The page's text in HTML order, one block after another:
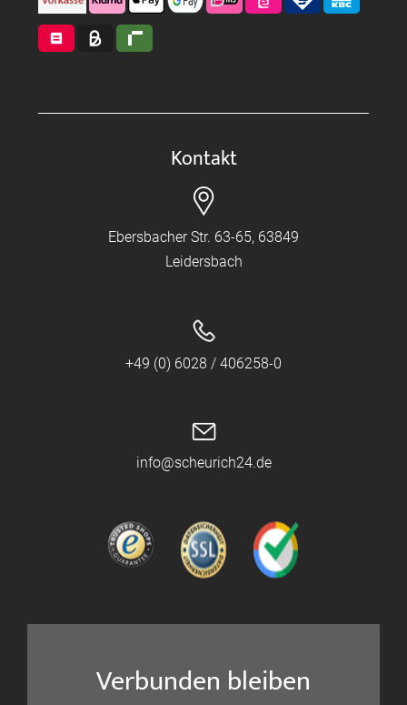
Kontakt
Ebersbacher Str. 63-65, 63849
Leidersbach
+49 (0) 6028 / 406258-0
info@scheurich24.de
Verbunden bleiben